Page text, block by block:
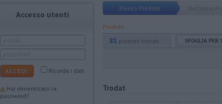
Accesso utenti
ACCEDI Ricorda i dati
Hai dimenticato la
password?
Elenco Prodotti Dettaglio
Prodotti
81 prodotti trovati
Trodat